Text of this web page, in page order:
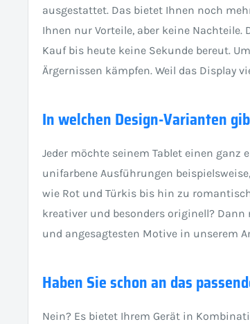
ausgestattet. Das bietet Ihnen noch
Ihnen nur Vorteile, aber keine Nachteile.
Kauf bis heute keine Sekunde bereut.
Ärgernissen kämpfen. Weil das Display
In welchen Design-Varianten
Jeder möchte seinem Tablet einen ganz
unifarbene Ausführungen
wie Rot und Türkis bis hin zu
kreativer und besonders originell?
und angesagtesten Motive in unserem
Haben Sie schon an das
Nein? Es bietet Ihrem Gerät in